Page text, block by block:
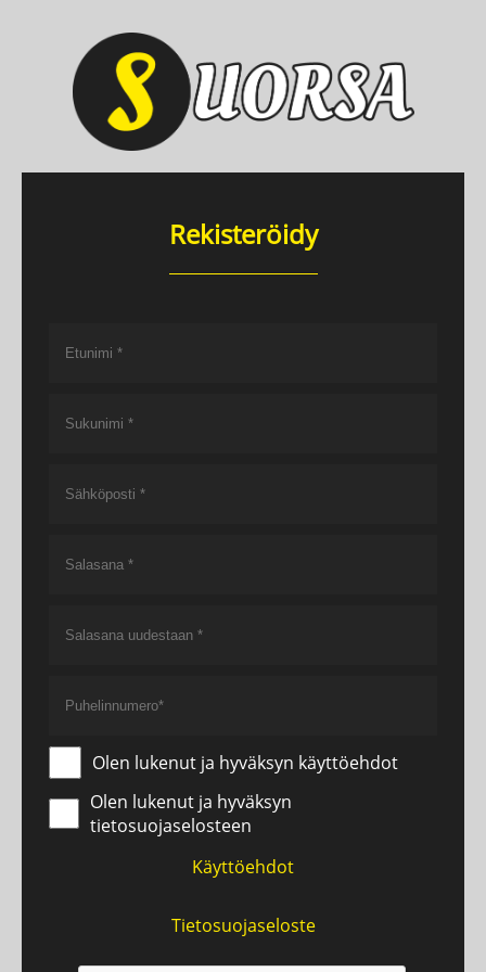
Rekisteröidy
Olen lukenut ja hyväksyn käyttöehdot
Olen lukenut ja hyväksyn
tietosuojaselosteen
Käyttöehdot
Tietosuojaseloste